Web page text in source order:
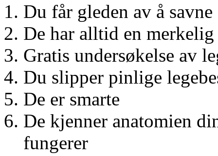
Du får gleden av å
De har alltid en
Gratis undersøkelse av
Du slipper pinlige
De er smarte
De kjenner anatomien
fungerer